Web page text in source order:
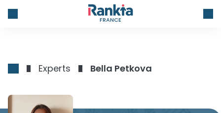
FRANCE
Experts Bella Petkova